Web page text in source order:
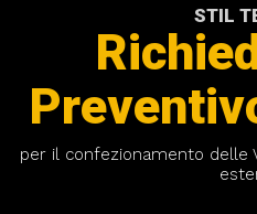
STIL
per il confezionamento delle